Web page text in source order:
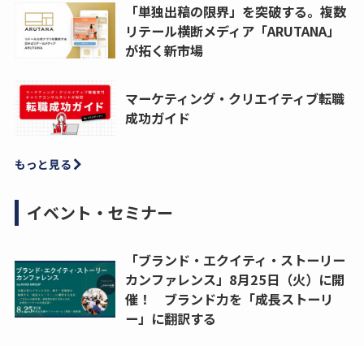
「単独出稿の限界」を突破する。複数
リテール横断メディア「ARUTANA」
が拓く新市場
マーケティング・クリエイティブ転職
成功ガイド
もっと見る
イベント・セミナー
「ブランド・エクイティ・ストーリー
カンファレンス」8月25日（火）に開
催！ ブランド力を「成長ストーリ
ー」に翻訳する